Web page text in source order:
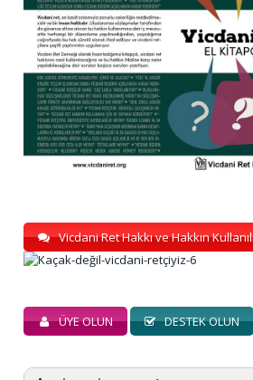
Vicdani Ret Hakkı ve Hakkın
ÜYE OLUN DESTEK OLUN